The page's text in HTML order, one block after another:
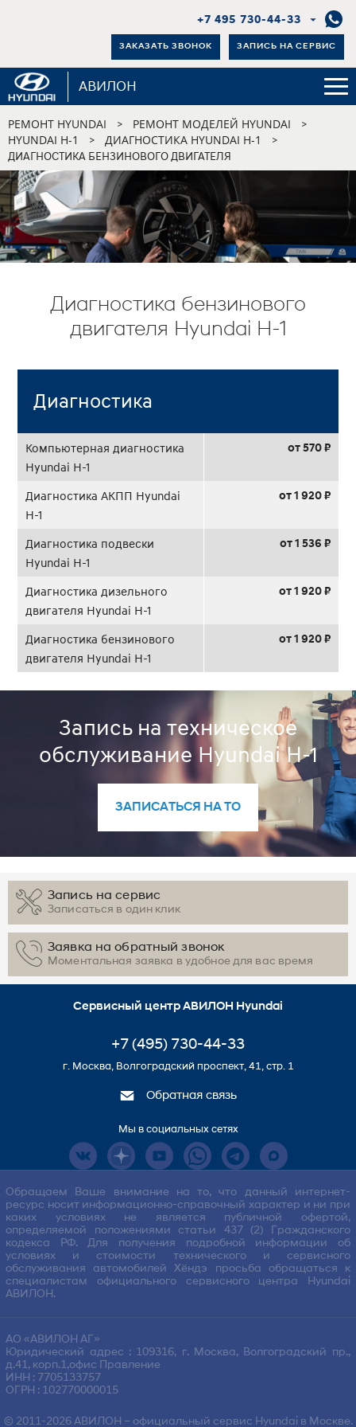
+7 495 730-44-33
ЗАКАЗАТЬ ЗВОНОК ЗАПИСЬ НА СЕРВИС
АВИЛОН
РЕМОНТ HYUNDAI > РЕМОНТ МОДЕЛЕЙ HYUNDAI >
HYUNDAI H-1 > ДИАГНОСТИКА HYUNDAI H-1 >
ДИАГНОСТИКА БЕНЗИНОВОГО ДВИГАТЕЛЯ
Диагностика бензинового
двигателя Hyundai H-1
Диагностика
Компьютерная диагностика
Hyundai H-1
от 570 ₽
Диагностика АКПП Hyundai
H-1
от 1 920 ₽
Диагностика подвески
Hyundai H-1
от 1 536 ₽
Диагностика дизельного
двигателя Hyundai H-1
от 1 920 ₽
Диагностика бензинового
двигателя Hyundai H-1
от 1 920 ₽
Запись на техническое
обслуживание Hyundai H-1
ЗАПИСАТЬСЯ НА ТО
Запись на сервис
Записаться в один клик
Заявка на обратный звонок
Моментальная заявка в удобное для вас время
Сервисный центр АВИЛОН Hyundai
+7 (495) 730-44-33
г. Москва, Волгоградский проспект, 41, стр. 1
Обратная связь
Мы в социальных сетях
Обращаем Ваше внимание на то, что данный интернет-
ресурс носит информационно-справочный характер и ни при
каких условиях не является публичной офертой,
определяемой положениями статьи 437 (2) Гражданского
кодекса РФ. Для получения подробной информации об
условиях и стоимости технического и сервисного
обслуживания автомобилей Хёндэ просьба обращаться к
специалистам официального сервисного центра Hyundai
АВИЛОН.
АО «АВИЛОН АГ»
Юридический адрес : 109316, г. Москва, Волгоградский пр.,
д.41, корп.1,офис Правление
ИНН : 7705133757
ОГРН : 102770000015
© 2011-2026 АВИЛОН – официальный сервис Hyundai в Москве.